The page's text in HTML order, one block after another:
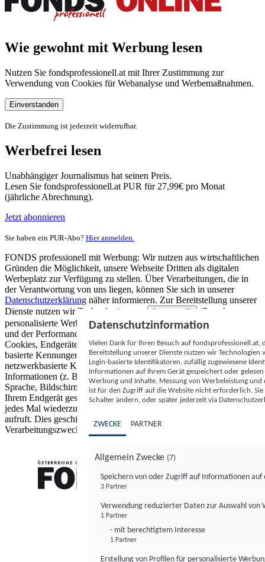
Wie gewohnt mit Werbung lesen
Nutzen Sie fondsprofessionell.at mit Ihrer Zustimmung zur
Verwendung von Cookies für Webanalyse und Werbemaßnahmen.
Einverstanden
Die Zustimmung ist jederzeit widerrufbar.
Werbefrei lesen
Unabhängiger Journalismus hat seinen Preis.
Lesen Sie fondsprofessionell.at PUR für 27,99€ pro Monat
(jährliche Abrechnung).
Jetzt abonnieren
Sie haben ein PUR-Abo? Hier anmelden.
FONDS professionell mit Werbung: Wir nutzen aus wirtschaftlichen
Gründen die Möglichkeit, unsere Webseite Dritten als digitalen
Werbeplatz zur Verfügung zu stellen. Über Verarbeitungen, die in
der Verantwortung von uns liegen, können Sie sich in unserer
Datenschutzerklärung näher informieren. Zur Bereitstellung unserer
Dienste nutzen wir Technologien von
Partnern (5)
. Zwecke:
personalisierte Werbung und Inhalte, Messung von Werbeleistung
und der Performance von Inhalten sowie Zielgruppenforschung.
Cookies, Endgeräte- oder ähnliche Online-Kennungen (z. B. login-
basierte Kennungen, zufällig generierte Kennungen,
netzwerkbasierte Kennungen) können zusammen mit anderen
Informationen (z. B. Browsertyp und Browserinformationen,
Sprache, Bildschirmgröße, unterstützte Technologien usw.) auf
Ihrem Endgerät gespeichert oder von dort ausgelesen werden, um es
jedes Mal wiederzuerkennen, wenn es eine App oder einer Webseite
aufruft. Dies geschieht für einen oder mehrere der hier aufgeführten
Verarbeitungszwecke.
Datenschutzinformation
Vielen Dank für Ihren Besuch auf
Bereitstellung unserer Dienste nutzen wir Technologien
Login-basierte Identifikatoren, zufällig zugewiesene
Informationen auf Ihrem Gerät gespeichert oder
Werbung und Inhalte, Messung von Werbeleistung
ist für den Zugriff auf die Website nicht erforderlich.
Schalter ändern, oder später jederzeit via
ZWECKE PARTNER
Allgemein Zwecke (7)
Speichern von oder Zugriff auf Informationen auf
3 Partner
Verwendung reduzierter Daten zur Auswahl von
1 Partner
- mit berechtigtem Interesse
1 Partner
Erstellung von Profilen für personalisierte
FONDS professionell